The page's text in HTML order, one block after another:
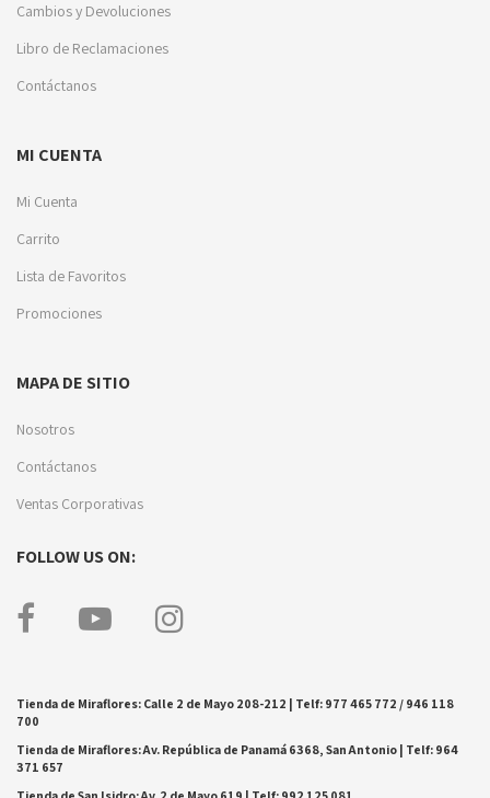
Cambios y Devoluciones
Libro de Reclamaciones
Contáctanos
MI CUENTA
Mi Cuenta
Carrito
Lista de Favoritos
Promociones
MAPA DE SITIO
Nosotros
Contáctanos
Ventas Corporativas
FOLLOW US ON:
Tienda de Miraflores: Calle 2 de Mayo 208-212 | Telf: 977 465 772 / 946 118
700
Tienda de Miraflores: Av. República de Panamá 6368, San Antonio | Telf: 964
371 657